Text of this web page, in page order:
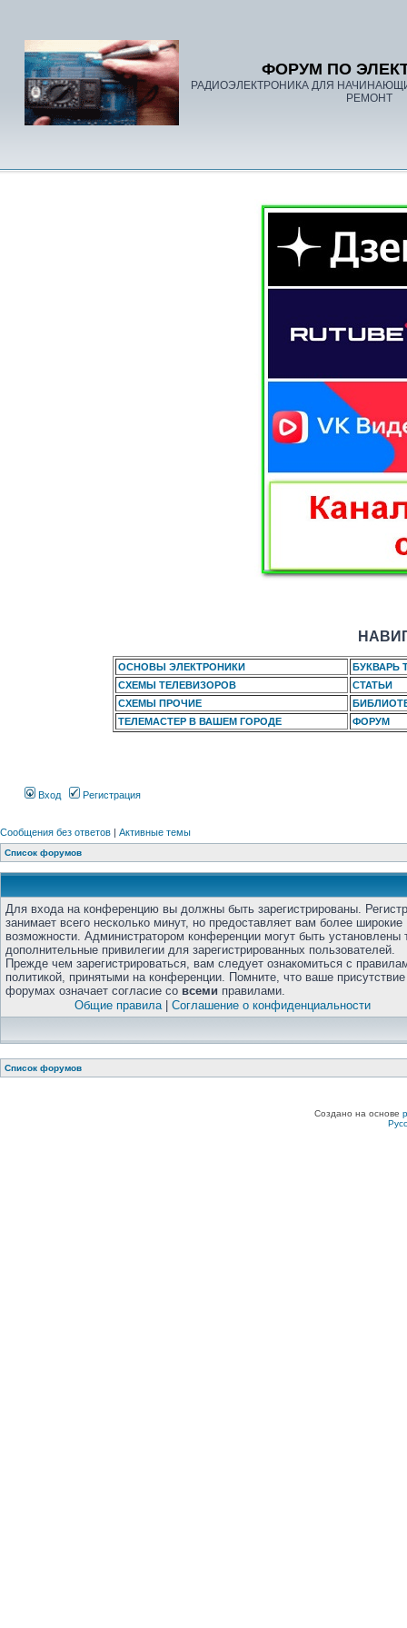
ФОРУМ ПО
РАДИОЭЛЕКТРОНИКА ДЛЯ
РЕМОНТ
ОСНОВЫ ЭЛЕКТРОНИКИ
БУКВАРЬ
СХЕМЫ ТЕЛЕВИЗОРОВ
СТАТЬИ
СХЕМЫ ПРОЧИЕ
ТЕЛЕМАСТЕР В ВАШЕМ ГОРОДЕ
ФОРУМ
Вход Регистрация
Сообщения без ответов | Активные темы
Список форумов
Для входа на конференцию вы должны быть зарегистрированы.
занимает всего несколько минут, но предоставляет вам более широкие
возможности. Администратором конференции могут быть установлены
дополнительные привилегии для зарегистрированных пользователей.
Прежде чем зарегистрироваться, вам следует ознакомиться с
политикой, принятыми на конференции. Помните, что ваше
форумах означает согласие со всеми правилами.
Общие правила| Соглашение о конфиденциальности
Список форумов
Создано на основе